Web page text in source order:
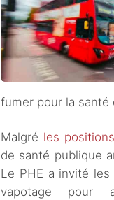
fumer pour la santé
Malgré les
de santé publique
Le PHE a invité
vapotage pour